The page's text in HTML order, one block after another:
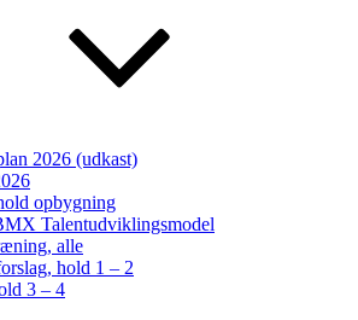
2026 (udkast)
opbygning
Talentudviklingsmodel
alle
hold 1 – 2
3 – 4